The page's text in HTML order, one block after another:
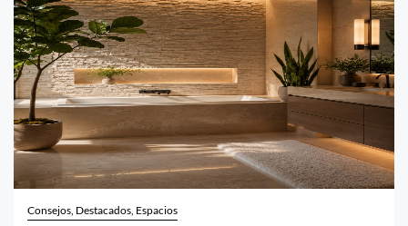
Consejos, Destacados, Espacios